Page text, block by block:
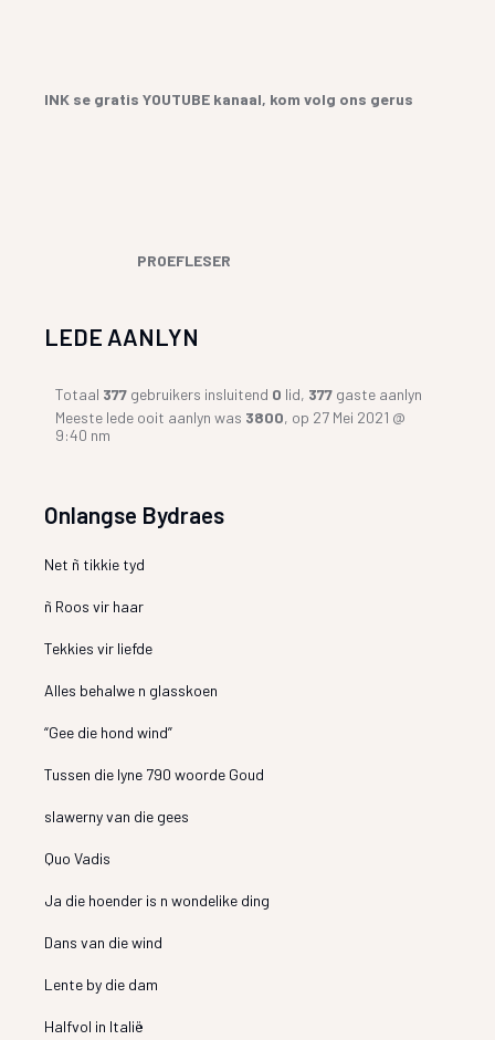
INK se gratis YOUTUBE kanaal, kom volg ons gerus
PROEFLESER
LEDE AANLYN
Totaal 377 gebruikers insluitend 0 lid, 377 gaste aanlyn
Meeste lede ooit aanlyn was 3800, op 27 Mei 2021 @
9:40 nm
Onlangse Bydraes
Net ñ tikkie tyd
ñ Roos vir haar
Tekkies vir liefde
Alles behalwe n glasskoen
“Gee die hond wind”
Tussen die lyne 790 woorde Goud
slawerny van die gees
Quo Vadis
Ja die hoender is n wondelike ding
Dans van die wind
Lente by die dam
Halfvol in Italië